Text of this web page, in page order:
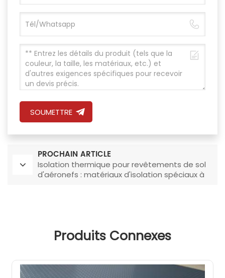
SOUMETTRE
PROCHAIN ARTICLE
Isolation thermique pour revêtements de sol
d'aéronefs : matériaux d'isolation spéciaux à
Produits Connexes